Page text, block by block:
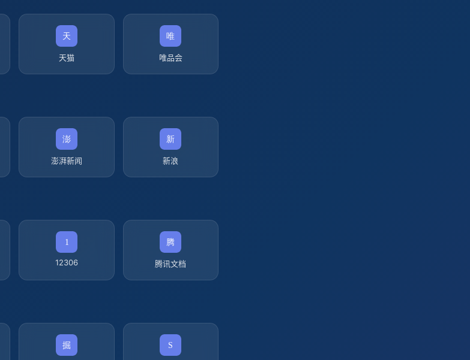
天猫 唯品会
澎湃新闻 新浪
12306 腾讯文档